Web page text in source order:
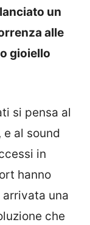
un
alle
gioiello
si pensa al
al sound
in
hanno
arrivata una
che